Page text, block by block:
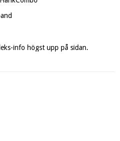
info högst upp på sidan.